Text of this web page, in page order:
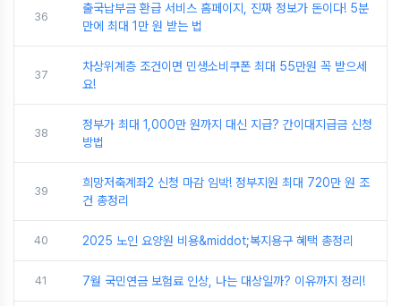
36
출국납부금 환급 서비스 홈페이지, 진짜 정보가 돈이다! 5분
만에 최대 1만 원 받는 법
37
차상위계층 조건이면 민생소비쿠폰 최대 55만원 꼭 받으세
요!
38
정부가 최대 1,000만 원까지 대신 지급? 간이대지급금 신청
방법
39
희망저축계좌2 신청 마감 임박! 정부지원 최대 720만 원 조
건 총정리
40 2025 노인 요양원 비용&middot;복지용구 혜택 총정리
41 7월 국민연금 보험료 인상, 나는 대상일까? 이유까지 정리!